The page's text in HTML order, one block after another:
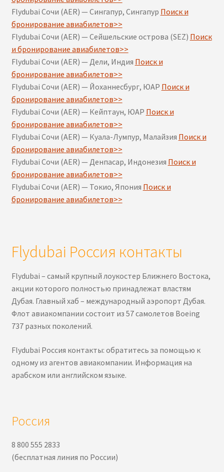
Flydubai Сочи (AER) — Сингапур, Сингапур Поиск и
бронирование авиабилетов>>
Flydubai Сочи (AER) — Сейшельские острова (SEZ) Поиск
и бронирование авиабилетов>>
Flydubai Сочи (AER) — Дели, Индия Поиск и
бронирование авиабилетов>>
Flydubai Сочи (AER) — Йоханнесбург, ЮАР Поиск и
бронирование авиабилетов>>
Flydubai Сочи (AER) — Кейптаун, ЮАР Поиск и
бронирование авиабилетов>>
Flydubai Сочи (AER) — Куала-Лумпур, Малайзия Поиск и
бронирование авиабилетов>>
Flydubai Сочи (AER) — Денпасар, Индонезия Поиск и
бронирование авиабилетов>>
Flydubai Сочи (AER) — Токио, Япония Поиск и
бронирование авиабилетов>>
Flydubai Россия контакты
Flydubai – самый крупный лоукостер Ближнего Востока,
акции которого полностью принадлежат властям
Дубая. Главный хаб – международный аэропорт Дубая.
Флот авиакомпании состоит из 57 самолетов Boeing
737 разных поколений.
Flydubai Россия контакты: обратитесь за помощью к
одному из агентов авиакомпании. Информация на
арабском или английском языке.
Россия
8 800 555 2833
(бесплатная линия по России)